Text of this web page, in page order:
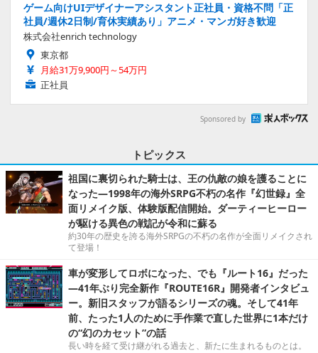
ゲーム向けUIデザイナーアシスタント正社員・資格不問「正
社員/週休2日制/育休実績あり」アニメ・マンガ好き歓迎
株式会社enrich technology
東京都
月給31万9,900円～54万円
正社員
Sponsored by
トピックス
祖国に裏切られた騎士は、王の仇敵の娘を護ることに
なった―1998年の海外SRPG不朽の名作『幻世録』全
面リメイク版、体験版配信開始。ダーティーヒーロー
が駆ける異色の戦記が令和に蘇る
約30年の歴史を誇る海外SRPGの不朽の名作が全面リメイクされ
て登場！
車が変形してロボになった、でも『ルート16』だった
―41年ぶり完全新作『ROUTE16R』開発者インタビュ
ー。新旧スタッフが語るシリーズの魂。そして41年
前、たった1人のために手作業で直した世界に1本だけ
の“幻のカセット”の話
長い時を経て受け継がれる過去と、新たに生まれるものとは。